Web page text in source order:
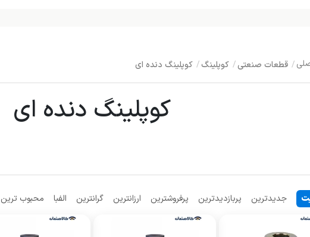
قطعات صنعتی کوپلینگ کوپلینگ دنده ای
کوپلینگ دنده ای
جدیدترین پربازدیدترین پرفروشترین ارزانترین گرانترین الفبا محبوب ترین